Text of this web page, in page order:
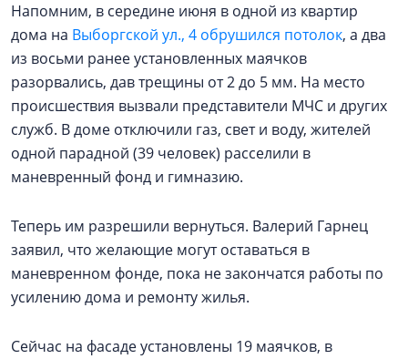
Напомним, в середине июня в одной из квартир
дома на Выборгской ул., 4 обрушился потолок, а два
из восьми ранее установленных маячков
разорвались, дав трещины от 2 до 5 мм. На место
происшествия вызвали представители МЧС и других
служб. В доме отключили газ, свет и воду, жителей
одной парадной (39 человек) расселили в
маневренный фонд и гимназию.
Теперь им разрешили вернуться. Валерий Гарнец
заявил, что желающие могут оставаться в
маневренном фонде, пока не закончатся работы по
усилению дома и ремонту жилья.
Сейчас на фасаде установлены 19 маячков, в